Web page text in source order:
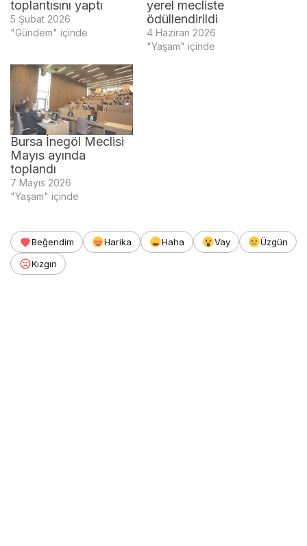
toplantısını yaptı
5 Şubat 2026
"Gündem" içinde
yerel mecliste
ödüllendirildi
4 Haziran 2026
"Yaşam" içinde
Bursa İnegöl Meclisi
Mayıs ayında
toplandı
7 Mayıs 2026
"Yaşam" içinde
Beğendim Harika Haha Vay
Üzgün
Kızgın